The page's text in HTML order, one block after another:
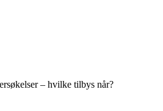
– hvilke tilbys når?